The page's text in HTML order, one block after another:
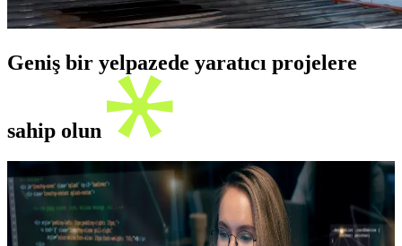
Geniş bir yelpazede yaratıcı projelere
sahip olun